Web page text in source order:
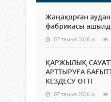
Жаңақорған
фабрикасы
07 тамыз 2026 ж.
ҚАРЖЫЛЫҚ
АРТТЫРУҒА
КЕЗДЕСУ ӨТТІ
07 тамыз 2026 ж.